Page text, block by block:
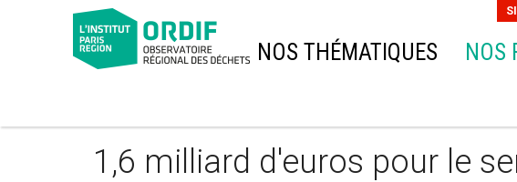
NOS THÉMATIQUES NOS
1,6 milliard d'euros pour le